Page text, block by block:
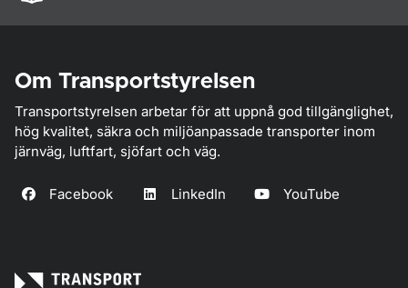
Om Transportstyrelsen
Transportstyrelsen arbetar för att uppnå god tillgänglighet,
hög kvalitet, säkra och miljöanpassade transporter inom
järnväg, luftfart, sjöfart och väg.
Facebook LinkedIn YouTube